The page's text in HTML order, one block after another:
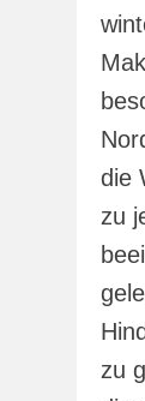
die
zu
zu